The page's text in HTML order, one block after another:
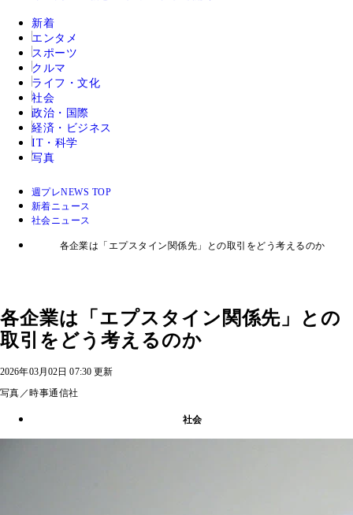
新着
エンタメ
スポーツ
クルマ
ライフ・文化
社会
政治・国際
経済・ビジネス
IT・科学
写真
週プレNEWS TOP
新着ニュース
社会ニュース
各企業は「エプスタイン関係先」との取引をどう考えるのか
各企業は「エプスタイン関係先」との
取引をどう考えるのか
2026年03月02日 07:30 更新
写真／時事通信社
社会